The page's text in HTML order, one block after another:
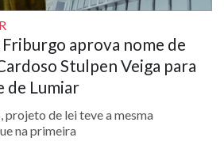
aprova nome de
Stulpen Veiga para
de Lumiar
projeto de lei teve a mesma
na primeira